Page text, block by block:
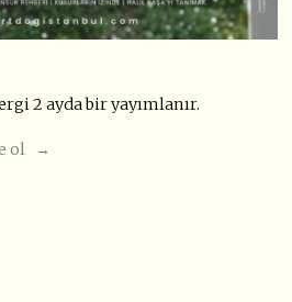
2 ayda bir yayımlanır.
ol →